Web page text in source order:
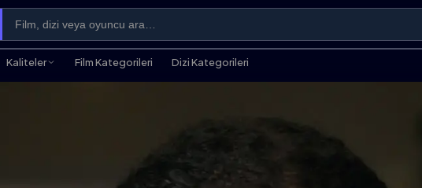
Kaliteler Film Kategorileri Dizi Kategorileri